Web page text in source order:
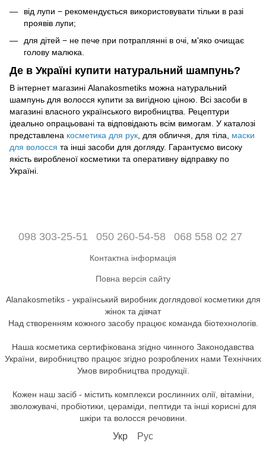
від лупи − рекомендується використовувати тільки в разі
проявів лупи;
для дітей − не пече при потраплянні в очі, м'яко очищає
голову малюка.
Де в Україні купити натуральний шампунь?
В інтернет магазині Alanakosmetiks можна натуральний
шампунь для волосся купити за вигідною ціною. Всі засоби в
магазині власного українського виробництва. Рецептури
ідеально опрацьовані та відповідають всім вимогам. У каталозі
представлена косметика для рук, для обличчя, для тіла, маски
для волосся та інші засоби для догляду. Гарантуємо високу
якість виробленої косметики та оперативну відправку по
Україні.
098 303-25-51 050 260-54-58 068 558 02 27
Контактна інформація
Повна версія сайту
Alanakosmetiks - український виробник доглядової косметики для
жінок та дівчат
Над створенням кожного засобу працює команда біотехнологів.
Наша косметика сертифікована згідно чинного Законодавства
України, виробництво працює згідно розроблених нами Технічних
Умов виробництва продукції.
Кожен наш засіб - містить комплекси рослинних олії, вітаміни,
зволожувачі, пробіотики, цераміди, пептиди та інші корисні для
шкіри та волосся речовини.
Укр Рус